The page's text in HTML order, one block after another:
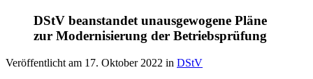
DStV beanstandet unausgewogene Pläne
zur Modernisierung der Betriebsprüfung
Veröffentlicht am 17. Oktober 2022 in DStV